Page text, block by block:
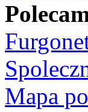
Mapa